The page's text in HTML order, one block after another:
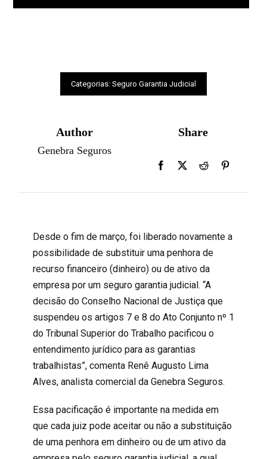
Categorias: Seguro Garantia Judicial
Author
Genebra Seguros
Share
Desde o fim de março, foi liberado novamente a
possibilidade de substituir uma penhora de
recurso financeiro (dinheiro) ou de ativo da
empresa por um seguro garantia judicial. “A
decisão do Conselho Nacional de Justiça que
suspendeu os artigos 7 e 8 do Ato Conjunto nº 1
do Tribunal Superior do Trabalho pacificou o
entendimento jurídico para as garantias
trabalhistas”, comenta Renê Augusto Lima
Alves, analista comercial da Genebra Seguros.
Essa pacificação é importante na medida em
que cada juiz pode aceitar ou não a substituição
de uma penhora em dinheiro ou de um ativo da